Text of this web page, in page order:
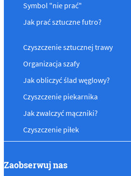
Symbol "nie prać"
Jak prać sztuczne futro?
Czyszczenie sztucznej trawy
Organizacja szafy
Jak obliczyć ślad węglowy?
Czyszczenie piekarnika
Jak zwalczyć mączniki?
Czyszczenie piłek
Zaobserwuj nas